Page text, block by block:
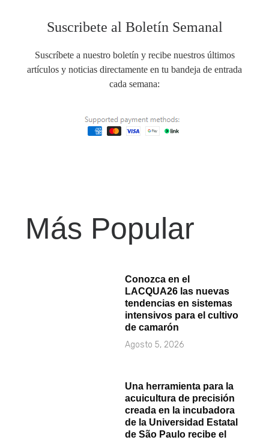
Suscribete al Boletín Semanal
Suscríbete a nuestro boletín y recibe nuestros últimos
artículos y noticias directamente en tu bandeja de entrada
cada semana:
Más Popular
Conozca en el
LACQUA26 las nuevas
tendencias en sistemas
intensivos para el cultivo
de camarón
Agosto 5, 2026
Una herramienta para la
acuicultura de precisión
creada en la incubadora
de la Universidad Estatal
de São Paulo recibe el